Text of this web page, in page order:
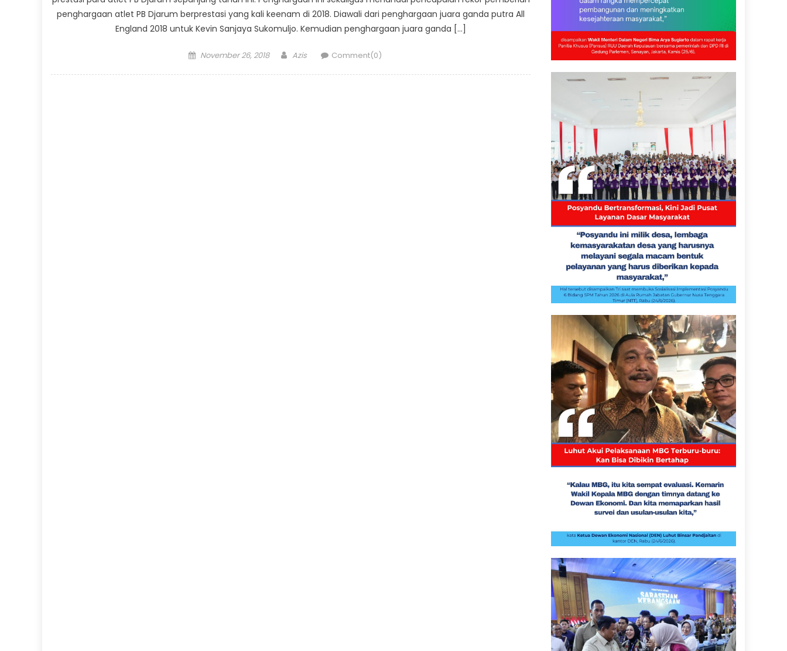
penghargaan atlet PB Djarum berprestasi yang kali keenam di 2018. Diawali dari penghargaan juara ganda putra All
England 2018 untuk Kevin Sanjaya Sukomuljo. Kemudian penghargaan juara ganda […]
Posted
November 26, 2018 Author
Azis Comment(0)